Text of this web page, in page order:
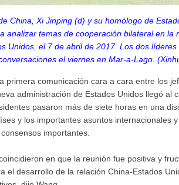
China, Xi Jinping (d) y su homólogo de
analizar temas de cooperación bilateral en la
Unidos, el 7 de abril de 2017. Los dos
el viernes en Mar-a-Lago.
primera comunicación cara a cara entre los
administración de Estados Unidos llegó al
pasaron más de siete horas en una
y los importantes asuntos internacionales
importantes.
en que la reunión fue positiva y
el desarrollo de la relación China-Estados